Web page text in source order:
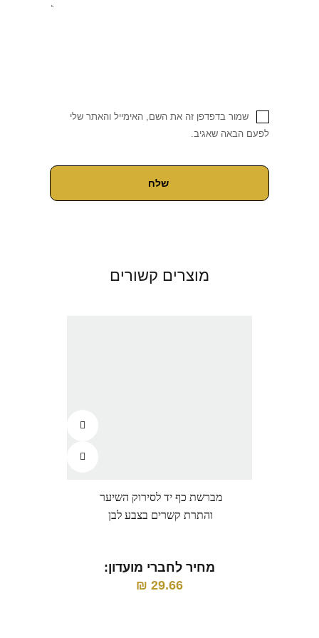
שמור בדפדפן זה את השם, האימייל והאתר שלי
לפעם הבאה שאגיב.
מוצרים קשורים
מברשת כף יד לסירוק השיער
והתרת קשרים בצבע לבן
מחיר לחברי מועדון:
29.66
₪